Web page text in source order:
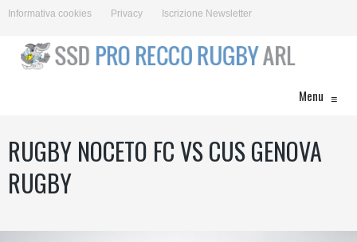
Informativa cookies Privacy Iscrizione Newsletter
Menu ≡
RUGBY NOCETO FC VS CUS GENOVA
RUGBY